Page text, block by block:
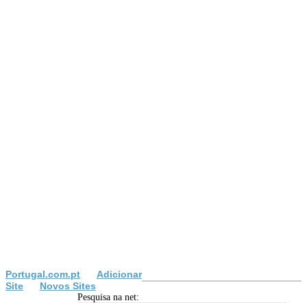
Portugal.com.pt
Adicionar
Site
Novos Sites
Pesquisa na net: